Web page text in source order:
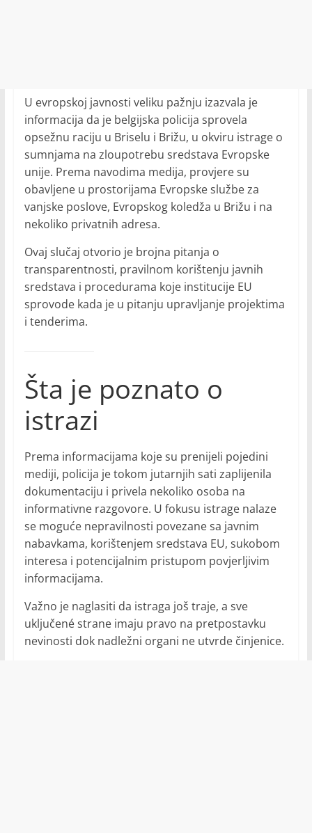
U evropskoj javnosti veliku pažnju izazvala je
informacija da je belgijska policija sprovela
opsežnu raciju u Briselu i Brižu, u okviru istrage o
sumnjama na zloupotrebu sredstava Evropske
unije. Prema navodima medija, provjere su
obavljene u prostorijama Evropske službe za
vanjske poslove, Evropskog koledža u Brižu i na
nekoliko privatnih adresa.
Ovaj slučaj otvorio je brojna pitanja o
transparentnosti, pravilnom korištenju javnih
sredstava i procedurama koje institucije EU
sprovode kada je u pitanju upravljanje projektima
i tenderima.
Šta je poznato o
istrazi
Prema informacijama koje su prenijeli pojedini
mediji, policija je tokom jutarnjih sati zaplijenila
dokumentaciju i privela nekoliko osoba na
informativne razgovore. U fokusu istrage nalaze
se moguće nepravilnosti povezane sa javnim
nabavkama, korištenjem sredstava EU, sukobom
interesa i potencijalnim pristupom povjerljivim
informacijama.
Važno je naglasiti da istraga još traje, a sve
uključené strane imaju pravo na pretpostavku
nevinosti dok nadležni organi ne utvrde činjenice.